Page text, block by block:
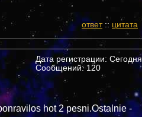
ответ:: цитата
Дата регистрации: Сегодня
Сообщений: 120
hot 2 pesni.Ostalnie -